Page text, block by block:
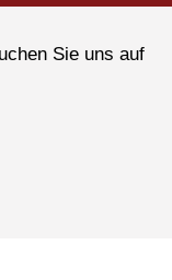
Sie uns auf